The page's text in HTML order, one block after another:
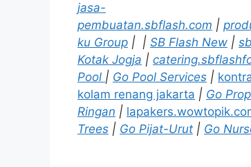
jasa-
pembuatan.sbflash.com |
ku Group | | SB Flash New |
Kotak Jogja |
Pool | Go Pool Services |
kolam renang jakarta | Go
Ringan |
Trees | Go Pijat-Urut | Go